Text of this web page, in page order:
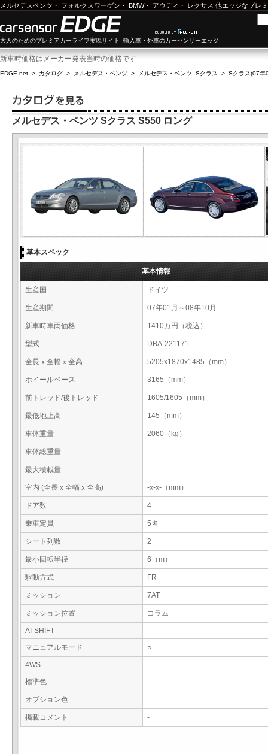
メルセデスベンツ ・ フォルクスワーゲン ・ BMW・ アウディ ・ レクサス 他エッジなプレ
大人のためのプレミアカーライフ実現サイト 輸入車・外車のカーセンサーエッジ
新車時価格はメーカー発表当時の価格です
EDGE.net > カタログ > メルセデス・ベンツ > メルセデス・ベンツ Sクラス > Sクラス(07年
メルセデス・ベンツ Sクラス S550 ロング
基本スペック
基本情報
生産国 ドイツ
生産期間 07年01月～08年10月
新車時車両価格 1410万円（税込）
型式 DBA-221171
全長ｘ全幅ｘ全高 5205x1870x1485（mm）
ホイールベース 3165（mm）
前トレッド/後トレッド 1605/1605（mm）
最低地上高 145（mm）
車体重量 2060（kg）
車体総重量 -
最大積載量 -
室内 (全長ｘ全幅ｘ全高) -x-x-（mm）
ドア数 4
乗車定員 5名
シート列数 2
最小回転半径 6（m）
駆動方式 FR
ミッション 7AT
ミッション位置 コラム
AI-SHIFT
-
マニュアルモード
○
4WS
-
標準色
-
オプション色 -
掲載コメント -